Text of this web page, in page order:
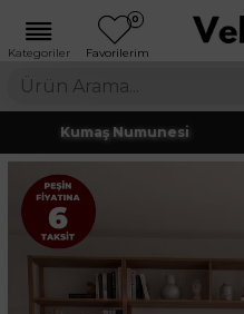
0
Kumaş Numunesi